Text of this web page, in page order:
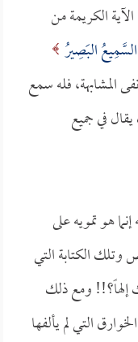
الكريمة من
البَصِيرُ
ونفى المشابهة، فله سمع
في جميع
هو تمويه على
وتلك الكتابة التي
إلهاً؟!! ومع ذلك
التي لم يألفها